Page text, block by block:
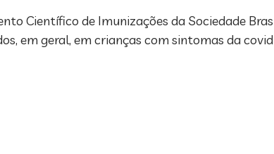
Científico de Imunizações da Sociedade
em geral, em crianças com sintomas da